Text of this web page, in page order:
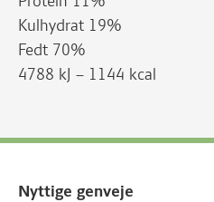
Kulhydrat 19%
Fedt 70%
4788 kJ – 1144 kcal
Nyttige genveje